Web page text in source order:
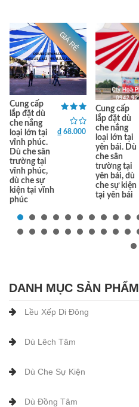
GIÁ RẺ
Cung cấp
lắp đặt dù
che nắng
loại lớn tại
vĩnh phúc.
Dù che sân
trường tại
vĩnh phúc,
dù che sự
kiện tại vĩnh
phúc
₫ 68.000
Cung cấp
lắp đặt dù
che nắng
loại lớn tại
yên bái. Dù
che sân
trường tại
yên bái, dù
che sự kiện
tại yên bái
DANH MỤC SẢN PHẨM
Lều Xếp Di Đông
Dù Lêch Tâm
Dù Che Sự Kiện
Dù Đồng Tâm